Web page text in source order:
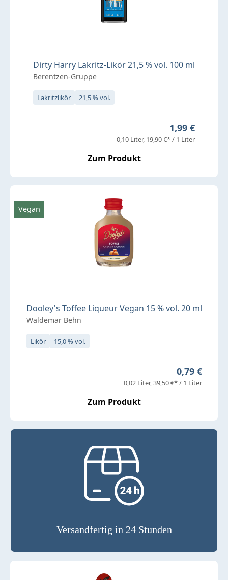
Dirty Harry Lakritz-Likör 21,5 % vol. 100 ml
Berentzen-Gruppe
Lakritzlikör 21,5 % vol.
Regulärer
1,99 €
0,10 Liter 19,90 €* / 1 Liter
Zum Produkt
Dooley's Toffee Liqueur Vegan 15 % vol. 20 ml
Waldemar Behn
Likör 15,0 % vol.
Regulärer
0,79 €
0,02 Liter 39,50 €* / 1 Liter
Zum Produkt
Vegan
Versandfertig in 24 Stunden